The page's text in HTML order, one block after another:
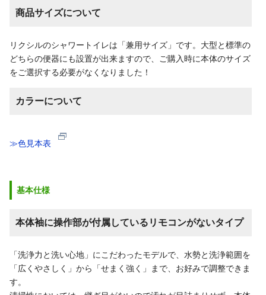
商品サイズについて
リクシルのシャワートイレは「兼用サイズ」です。大型と標準の
どちらの便器にも設置が出来ますので、ご購入時に本体のサイズ
をご選択する必要がなくなりました！
カラーについて
≫色見本表
基本仕様
本体袖に操作部が付属しているリモコンがないタイプ
「洗浄力と洗い心地」にこだわったモデルで、水勢と洗浄範囲を
「広くやさしく」から「せまく強く」まで、お好みで調整できま
す。